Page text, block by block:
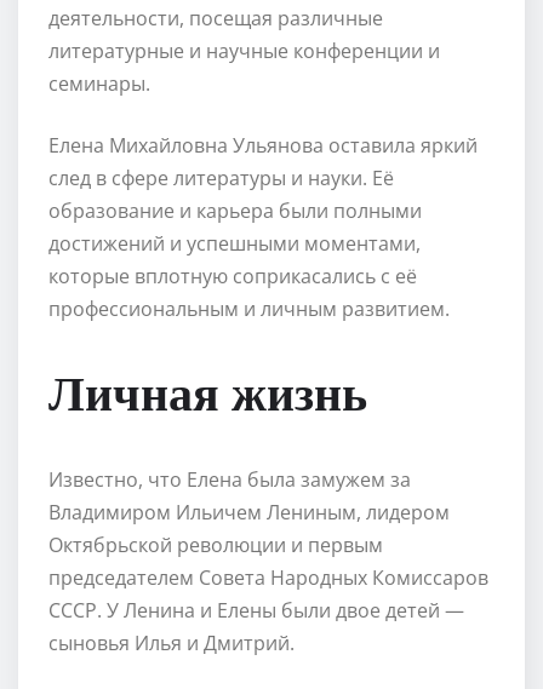
деятельности, посещая различные
литературные и научные конференции и
семинары.
Елена Михайловна Ульянова оставила яркий
след в сфере литературы и науки. Её
образование и карьера были полными
достижений и успешными моментами,
которые вплотную соприкасались с её
профессиональным и личным развитием.
Личная жизнь
Известно, что Елена была замужем за
Владимиром Ильичем Лениным, лидером
Октябрьской революции и первым
председателем Совета Народных Комиссаров
СССР. У Ленина и Елены были двое детей —
сыновья Илья и Дмитрий.